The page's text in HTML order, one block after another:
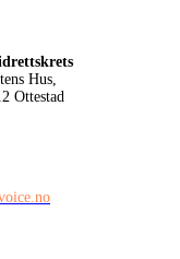
Hus,
Ottestad